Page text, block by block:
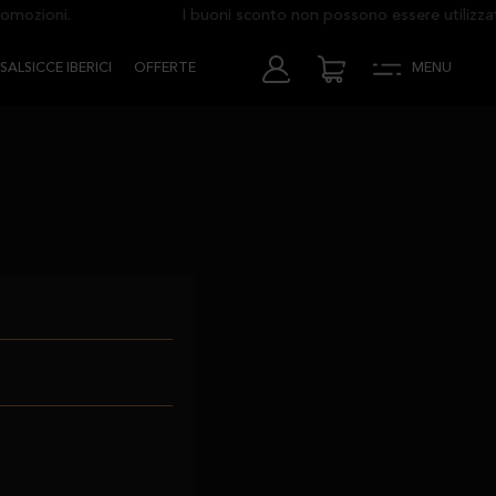
I buoni sconto non possono essere
SALSICCE IBERICI OFFERTE MENU